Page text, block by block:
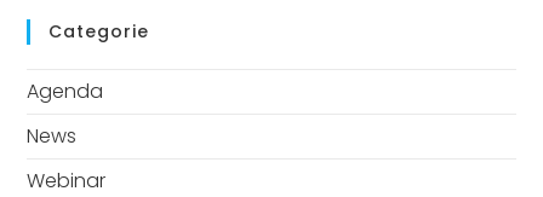
Categorie
Agenda
News
Webinar